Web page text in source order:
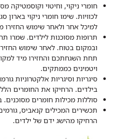
חומרי ניקוי, וחיטוי וקוסמטיקה
לכוויות. שימו חומרי ניקוי בארון
למיכל אחר ולאחר שימוש החזירו
תרופות מסוכנות לילדים. שמרו
ובמקום בטוח. לאחר שימוש
תחת השגחתכם והחזירו מיד
ויטמינים כממתקים.
סיגריות וסיגריות אלקטרוניות
בילדים. הרחיקו את החומרים
סוללות מכילות חומרים
תכשירים המכילים קנאביס,
הרחיקו מהישג ידם של ילדים.